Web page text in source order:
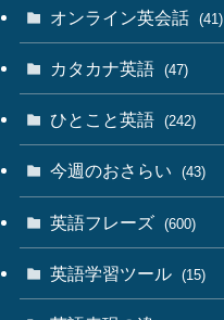
オンライン英会話 (41)
カタカナ英語 (47)
ひとこと英語 (242)
今週のおさらい (43)
英語フレーズ (600)
英語学習ツール (15)